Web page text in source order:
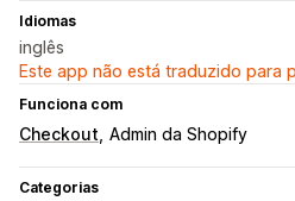
Idiomas
inglês
Este app não está traduzido para
Funciona com
Checkout Admin da Shopify
Categorias